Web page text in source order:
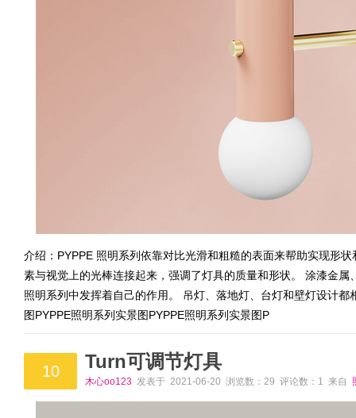
介绍：PYPPE 照明系列依靠对比光滑和粗糙的表面来帮助实现形
素与视觉上的光棒连接起来，强调了灯具的质量和形状。 涂漆金
照明系列中发挥着自己的作用。 吊灯、落地灯、台灯和壁灯设计
图PYPPE照明系列实景图PYPPE照明系列实景图P
10 Turn可调节灯具
木心oo123 发表于 2021-06-20 浏览数：29 评论数：1 来自